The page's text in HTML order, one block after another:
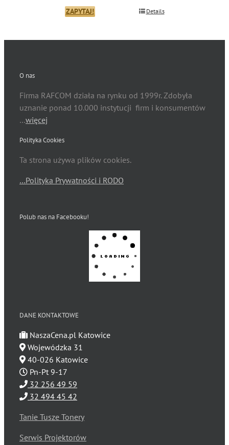
ZAPYTAJ! Details
O nas
Firma RAFCOM działa na rynku od 1999r. Zdobyła
uznanie ponad 10.000 instytucji firm i konsumentów
…więcej
Polityka Cookies
Ta strona używa plików cookies.
…Polityka Prywatności i RODO
Polub nas na Facebooku!
DANE KONTAKTOWE
NaszaCena.pl Katowice
Wojewódzka 31
40-026 Katowice
Pn-Pt 9-17
32 256 49 59
32 494 45 42
Tanie Tusze Tonery
Serwis Projektorów